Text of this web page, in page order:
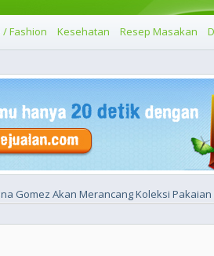
Fashion Kesehatan Resep Masakan
Gomez Akan Merancang Koleksi